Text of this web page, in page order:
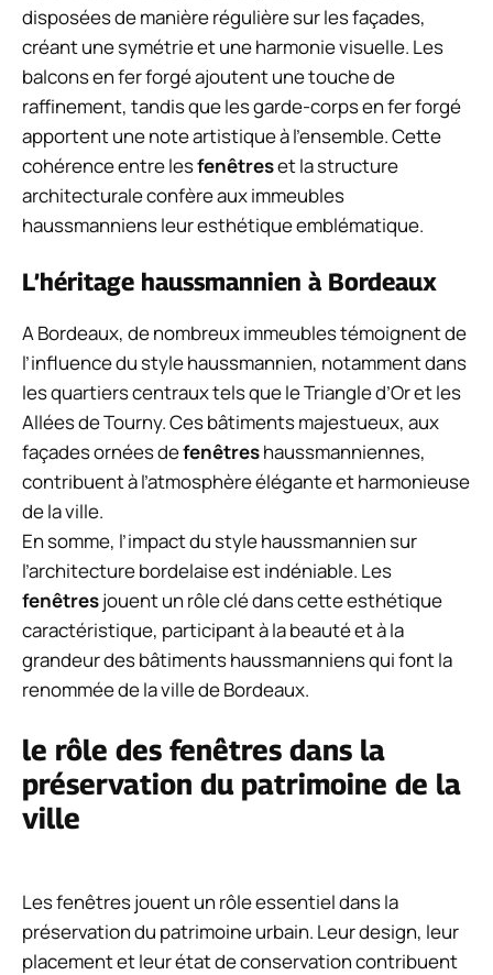
disposées de manière régulière sur les façades,
créant une symétrie et une harmonie visuelle. Les
balcons en fer forgé ajoutent une touche de
raffinement, tandis que les garde-corps en fer forgé
apportent une note artistique à l’ensemble. Cette
cohérence entre lesfenêtreset la structure
architecturale confère aux immeubles
haussmanniens leur esthétique emblématique.
L’héritage haussmannien à Bordeaux
A Bordeaux, de nombreux immeubles témoignent de
l’influence du style haussmannien, notamment dans
les quartiers centraux tels que le Triangle d’Or et les
Allées de Tourny. Ces bâtiments majestueux, aux
façades ornées defenêtreshaussmanniennes,
contribuent à l’atmosphère élégante et harmonieuse
de la ville.
En somme, l’impact du style haussmannien sur
l’architecture bordelaise est indéniable. Les
fenêtresjouent un rôle clé dans cette esthétique
caractéristique, participant à la beauté et à la
grandeur des bâtiments haussmanniens qui font la
renommée de la ville de Bordeaux.
le rôle des fenêtres dans la
préservation du patrimoine de la
ville
Les fenêtres jouent un rôle essentiel dans la
préservation du patrimoine urbain. Leur design, leur
placement et leur état de conservation contribuent